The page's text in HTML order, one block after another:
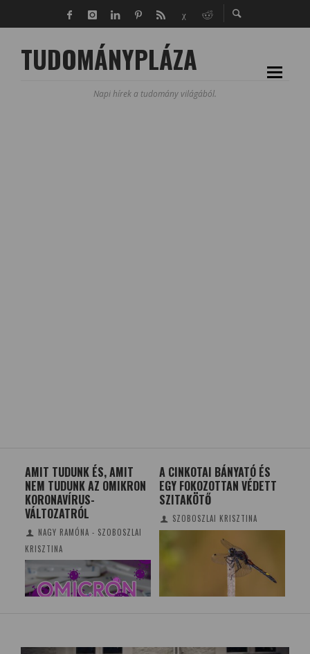
TUDOMÁNYPLÁZA
Napi hírek a tudomány világából.
AMIT TUDUNK ÉS, AMIT
NEM TUDUNK AZ OMIKRON
KORONAVÍRUS-
VÁLTOZATRÓL
NAGY RAMÓNA - SZOBOSZLAI
KRISZTINA
A CINKOTAI BÁNYATÓ ÉS
EGY FOKOZOTTAN VÉDETT
SZITAKÖTŐ
SZOBOSZLAI KRISZTINA